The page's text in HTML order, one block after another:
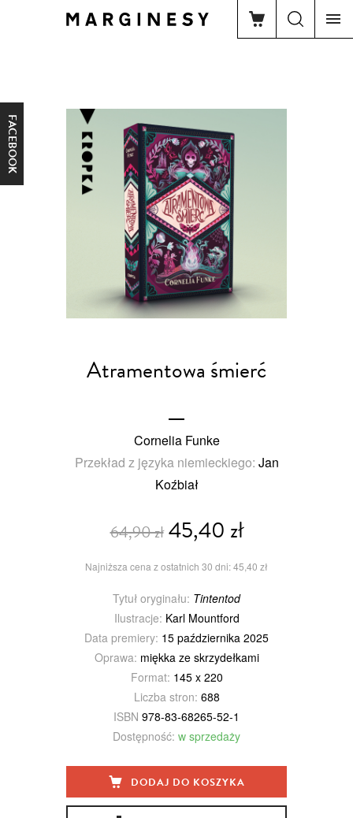
FACEBOOK
Atramentowa śmierć
Cornelia Funke
Przekład z języka niemieckiego: Jan
Koźbiał
64,90 zł45,40 zł
Najniższa cena z ostatnich 30 dni: 45,40 zł
Tytuł oryginału: Tintentod
Ilustracje: Karl Mountford
Data premiery: 15 października 2025
Oprawa: miękka ze skrzydełkami
Format: 145 x 220
Liczba stron: 688
ISBN 978-83-68265-52-1
Dostępność: w sprzedaży
DODAJ DO KOSZYKA